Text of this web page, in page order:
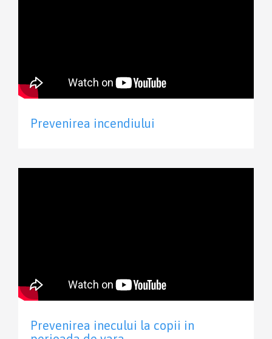
Prevenirea incendiului
Prevenirea inecului la copii in